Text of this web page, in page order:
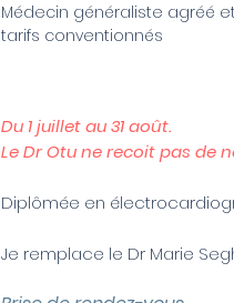
Médecin généraliste agréé
tarifs conventionnés
Du 1 juillet au 31 août.
Le Dr Otu ne recoit pas de
Diplômée en
Je remplace le Dr Marie